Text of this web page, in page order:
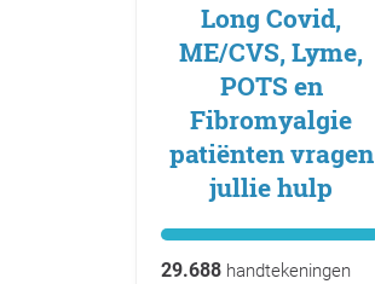
Long Covid,
ME/CVS, Lyme,
POTS en
Fibromyalgie
patiënten vragen
jullie hulp
29.688handtekeningen